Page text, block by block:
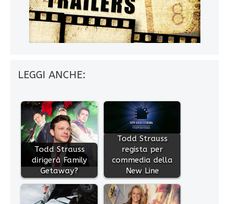
LEGGI ANCHE:
Todd Strauss
dirigerà Family
Getaway?
Todd Strauss
regista per
commedia della
New Line